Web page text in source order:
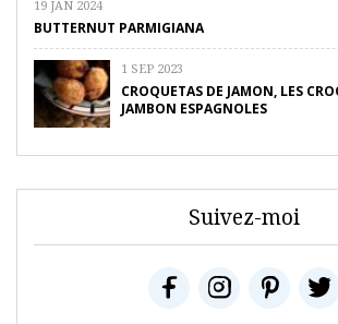
19 JAN 2024
BUTTERNUT PARMIGIANA
1 SEP 2023
CROQUETAS DE JAMON, LES
JAMBON ESPAGNOLES
Suivez-moi